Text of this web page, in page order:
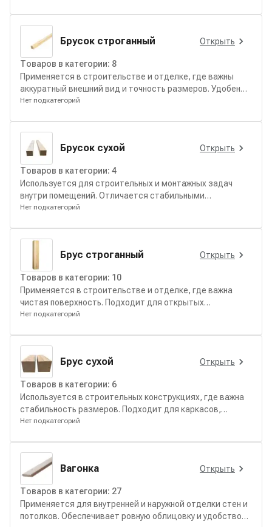
Брусок строганный Открыть
Товаров в категории: 8
Применяется в строительстве и отделке, где важны
аккуратный внешний вид и точность размеров. Удобен
для интерьерных работ, декоративных элементов и
Нет подкатегорий
Брусок сухой Открыть
Товаров в категории: 4
Используется для строительных и монтажных задач
внутри помещений. Отличается стабильными
размерами и удобством обработки.
Нет подкатегорий
Брус строганный Открыть
Товаров в категории: 10
Применяется в строительстве и отделке, где важна
чистая поверхность. Подходит для открытых
конструкций и интерьерных решений.
Нет подкатегорий
Брус сухой Открыть
Товаров в категории: 6
Используется в строительных конструкциях, где важна
стабильность размеров. Подходит для каркасов,
перекрытий и несущих элементов с предсказуемым
Нет подкатегорий
Вагонка Открыть
Товаров в категории: 27
Применяется для внутренней и наружной отделки стен и
потолков. Обеспечивает ровную облицовку и удобство